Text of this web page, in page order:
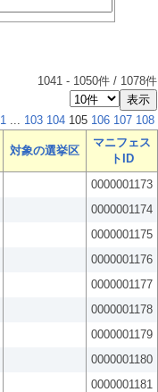
1041 - 1050件 / 1078件
1 ... 103 104 105 106 107 108
対象の選挙区
マニフェス
トID
0000001173
0000001174
0000001175
0000001176
0000001177
0000001178
0000001179
0000001180
0000001181